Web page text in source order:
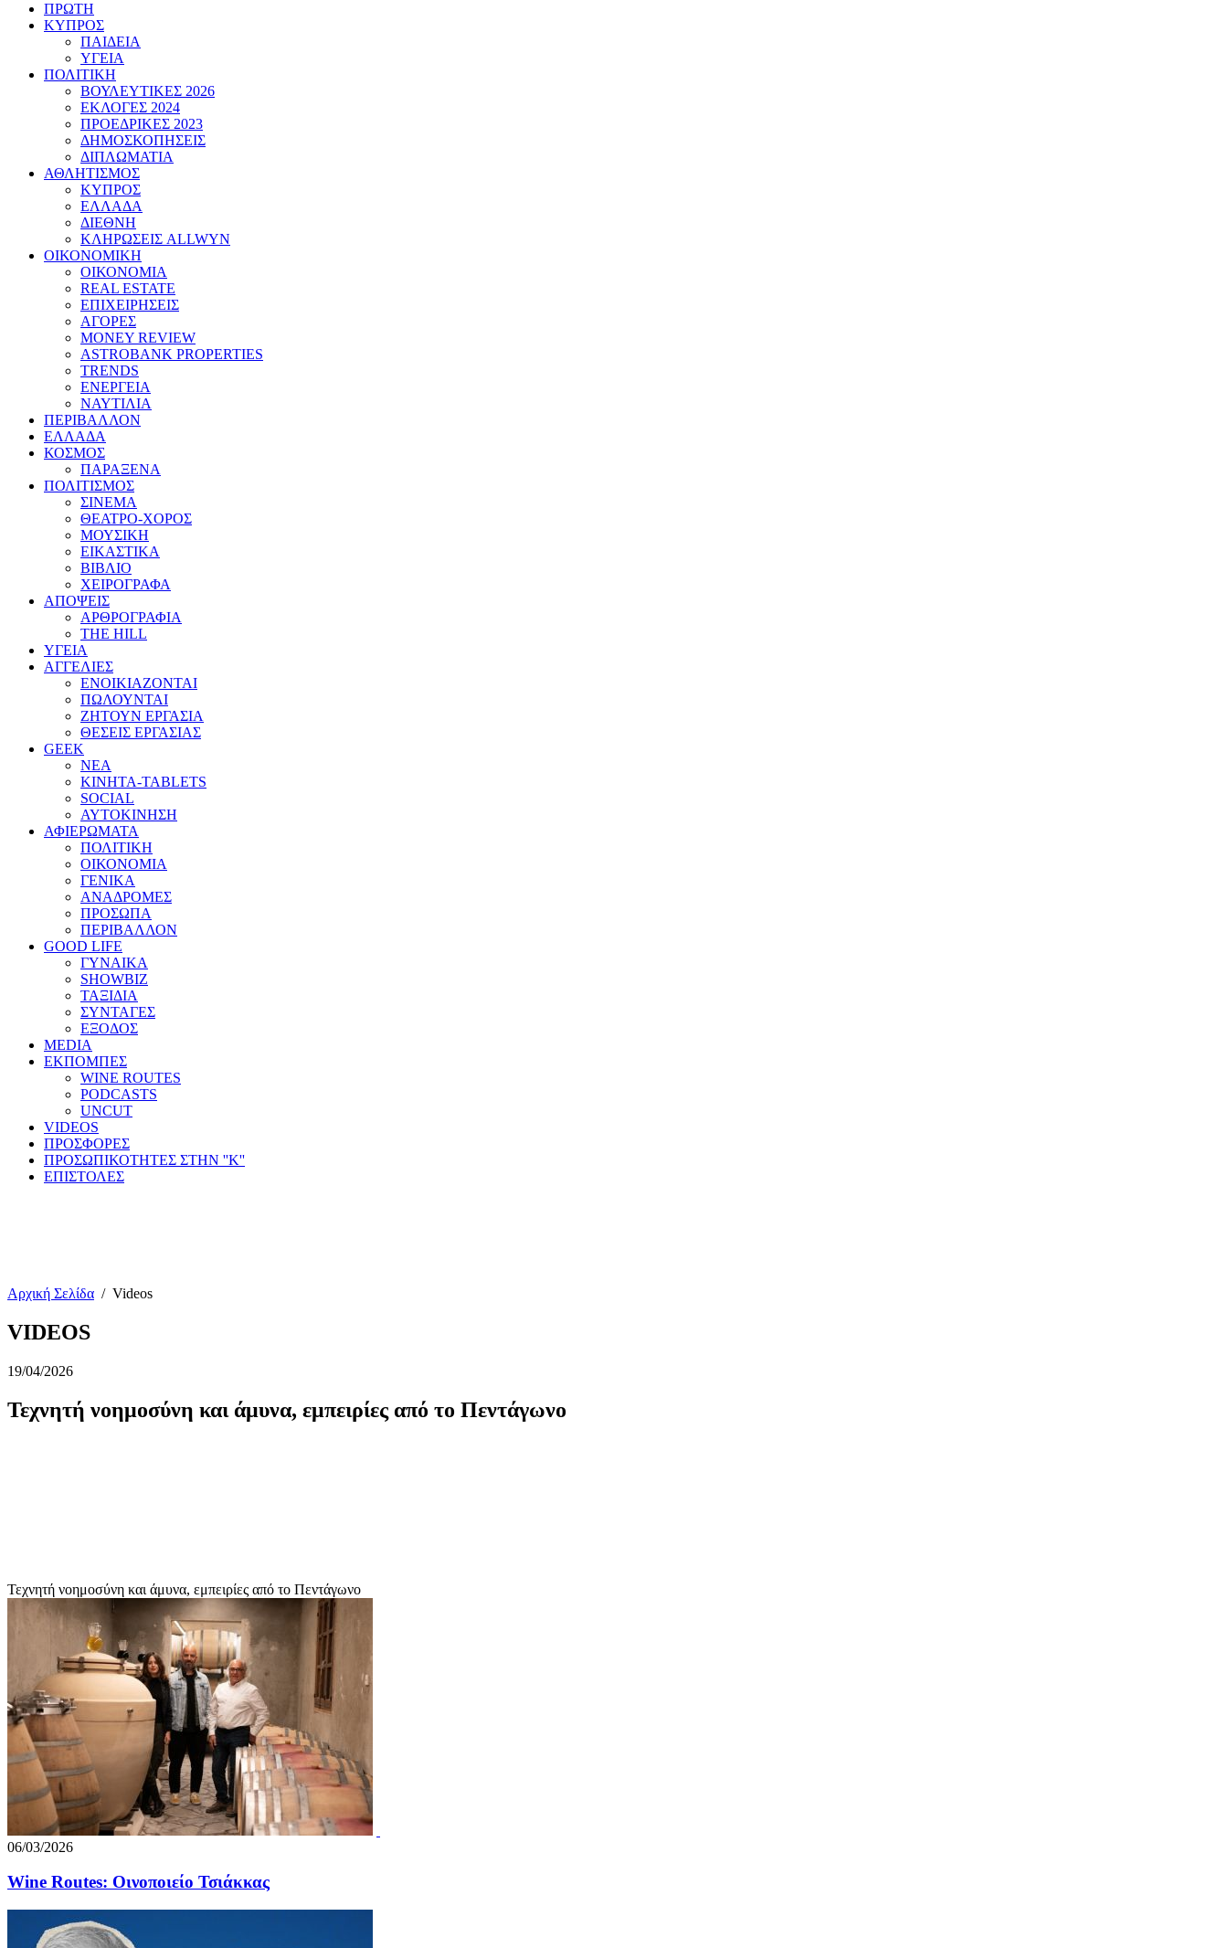
ΠΡΩΤΗ
ΚΥΠΡΟΣ
ΠΑΙΔΕΙΑ
ΥΓΕΙΑ
ΠΟΛΙΤΙΚΗ
ΒΟΥΛΕΥΤΙΚΕΣ 2026
ΕΚΛΟΓΕΣ 2024
ΠΡΟΕΔΡΙΚΕΣ 2023
ΔΗΜΟΣΚΟΠΗΣΕΙΣ
ΔΙΠΛΩΜΑΤΙΑ
ΑΘΛΗΤΙΣΜΟΣ
ΚΥΠΡΟΣ
ΕΛΛΑΔΑ
ΔΙΕΘΝΗ
ΚΛΗΡΩΣΕΙΣ ALLWYN
ΟΙΚΟΝΟΜΙΚΗ
ΟΙΚΟΝΟΜΙΑ
REAL ESTATE
ΕΠΙΧΕΙΡΗΣΕΙΣ
ΑΓΟΡΕΣ
MONEY REVIEW
ASTROBANK PROPERTIES
TRENDS
ΕΝΕΡΓΕΙΑ
ΝΑΥΤΙΛΙΑ
ΠΕΡΙΒΑΛΛΟΝ
ΕΛΛΑΔΑ
ΚΟΣΜΟΣ
ΠΑΡΑΞΕΝΑ
ΠΟΛΙΤΙΣΜΟΣ
ΣΙΝΕΜΑ
ΘΕΑΤΡΟ-ΧΟΡΟΣ
ΜΟΥΣΙΚΗ
ΕΙΚΑΣΤΙΚΑ
ΒΙΒΛΙΟ
ΧΕΙΡΟΓΡΑΦΑ
ΑΠΟΨΕΙΣ
ΑΡΘΡΟΓΡΑΦΙΑ
THE HILL
ΥΓΕΙΑ
ΑΓΓΕΛΙΕΣ
ΕΝΟΙΚΙΑΖΟΝΤΑΙ
ΠΩΛΟΥΝΤΑΙ
ΖΗΤΟΥΝ ΕΡΓΑΣΙΑ
ΘΕΣΕΙΣ ΕΡΓΑΣΙΑΣ
GEEK
ΝΕΑ
ΚΙΝΗΤΑ-TABLETS
SOCIAL
ΑΥΤΟΚΙΝΗΣΗ
ΑΦΙΕΡΩΜΑΤΑ
ΠΟΛΙΤΙΚΗ
ΟΙΚΟΝΟΜΙΑ
ΓΕΝΙΚΑ
ΑΝΑΔΡΟΜΕΣ
ΠΡΟΣΩΠΑ
ΠΕΡΙΒΑΛΛΟΝ
GOOD LIFE
ΓΥΝΑΙΚΑ
SHOWBIZ
ΤΑΞΙΔΙΑ
ΣΥΝΤΑΓΕΣ
ΕΞΟΔΟΣ
MEDIA
ΕΚΠΟΜΠΕΣ
WINE ROUTES
PODCASTS
UNCUT
VIDEOS
ΠΡΟΣΦΟΡΕΣ
ΠΡΟΣΩΠΙΚΟΤΗΤΕΣ ΣΤΗΝ ''Κ''
ΕΠΙΣΤΟΛΕΣ
Αρχική Σελίδα / Videos
VIDEOS
19/04/2026
Τεχνητή νοημοσύνη και άμυνα, εμπειρίες από το Πεντάγωνο
Τεχνητή νοημοσύνη και άμυνα, εμπειρίες από το Πεντάγωνο
06/03/2026
Wine Routes: Οινοποιείο Τσιάκκας